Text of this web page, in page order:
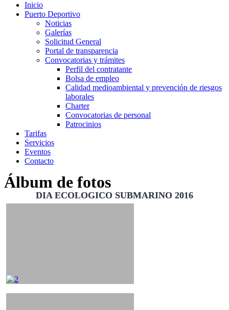
Inicio
Puerto Deportivo
Noticias
Galerías
Solicitud General
Portal de transparencia
Convocatorias y trámites
Perfil del contratante
Bolsa de empleo
Calidad medioambiental y prevención de riesgos
laborales
Charter
Convocatorias de personal
Patrocinios
Tarifas
Servicios
Eventos
Contacto
Álbum de fotos
DIA ECOLOGICO SUBMARINO 2016